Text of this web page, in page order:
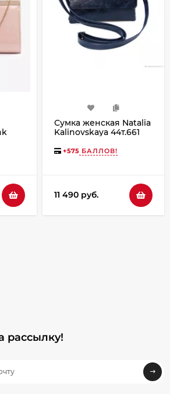
Сумка женская Natalia
Kalinovskaya 44т.661
+575 БАЛЛОВ!
11 490 руб.
рассылкy!